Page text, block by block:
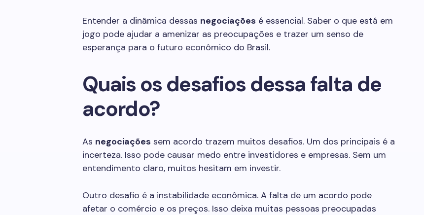
Entender a dinâmica dessas negociações é essencial. Saber o que está em
jogo pode ajudar a amenizar as preocupações e trazer um senso de
esperança para o futuro econômico do Brasil.
Quais os desafios dessa falta de
acordo?
As negociações sem acordo trazem muitos desafios. Um dos principais é a
incerteza. Isso pode causar medo entre investidores e empresas. Sem um
entendimento claro, muitos hesitam em investir.
Outro desafio é a instabilidade econômica. A falta de um acordo pode
afetar o comércio e os preços. Isso deixa muitas pessoas preocupadas